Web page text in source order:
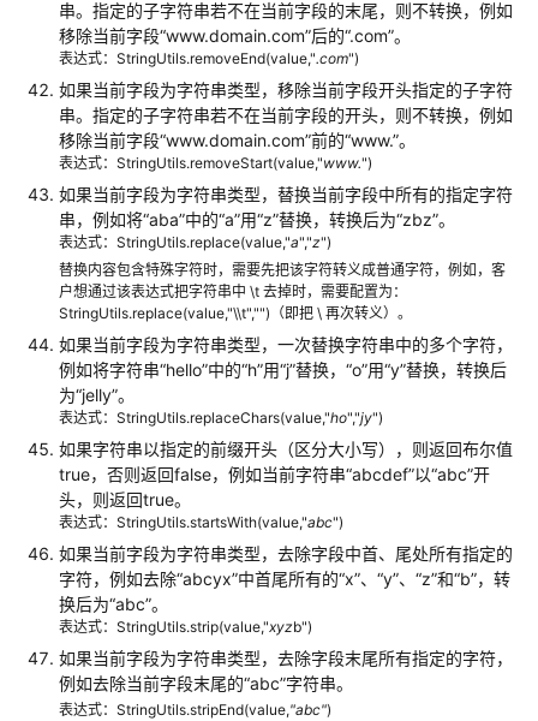
数
据
开
发
数
据
质
量
数
目
录
据
安
全
数
据
服
务
审
串。指定的子字符串若不在当前字段的末尾，则不转换，例如
移除当前字段“www.domain.com”后的“.com”。
表达式：StringUtils.removeEnd(value,".com")
如果当前字段为字符串类型，移除当前字段开头指定的子字符
串。指定的子字符串若不在当前字段的开头，则不转换，例如
移除当前字段“www.domain.com”前的“www.”。
表达式：StringUtils.removeStart(value,"www.")
如果当前字段为字符串类型，替换当前字段中所有的指定字符
串，例如将“aba”中的“a”用“z”替换，转换后为“zbz”。
表达式：StringUtils.replace(value,"a","z")
替换内容包含特殊字符时，需要先把该字符转义成普通字符，例如，客
户想通过该表达式把字符串中 \t 去掉时，需要配置为：
StringUtils.replace(value,"\\t","")（即把 \ 再次转义）。
如果当前字段为字符串类型，一次替换字符串中的多个字符，
例如将字符串“hello”中的“h”用“j”替换， “o”用“y”替换，转换后
为“jelly”。
表达式：StringUtils.replaceChars(value,"ho","jy")
如果字符串以指定的前缀开头（区分大小写），则返回布尔值
true，否则返回false，例如当前字符串“abcdef”以“abc”开
头，则返回true。
表达式：StringUtils.startsWith(value,"abc")
如果当前字段为字符串类型，去除字段中首、尾处所有指定的
字符，例如去除“abcyx”中首尾所有的“x”、 “y”、 “z”和“b”，转
换后为“abc”。
表达式：StringUtils.strip(value,"xyzb")
如果当前字段为字符串类型，去除字段末尾所有指定的字符，
例如去除当前字段末尾的“abc”字符串。
表达式：StringUtils.stripEnd(value,"abc")